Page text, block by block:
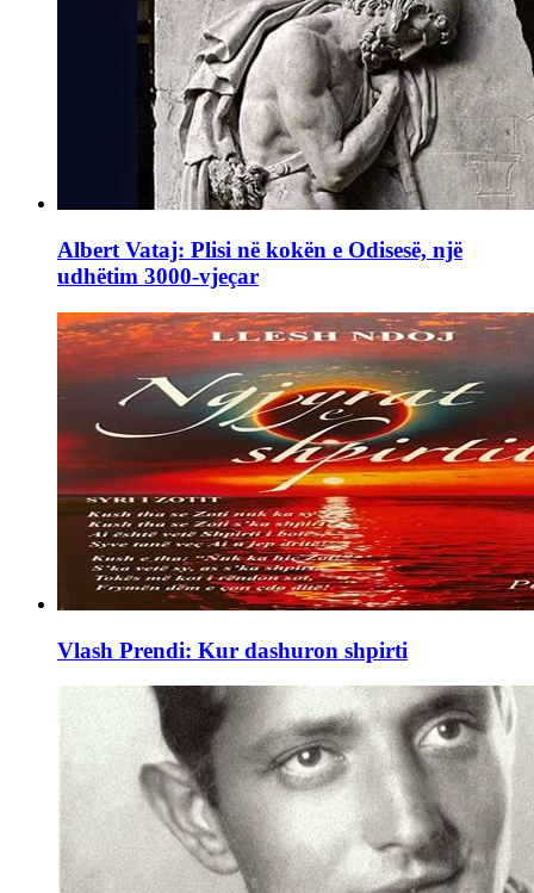
Albert Vataj: Plisi në kokën e Odisesë, një
udhëtim 3000-vjeçar
Vlash Prendi: Kur dashuron shpirti